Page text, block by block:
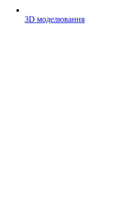
3D моделювання